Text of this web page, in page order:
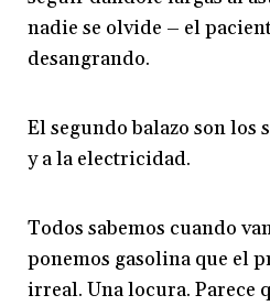
nadie se olvide – el
desangrando.
El segundo balazo son los
y a la electricidad.
Todos sabemos cuando
ponemos gasolina que el
irreal. Una locura. Parece